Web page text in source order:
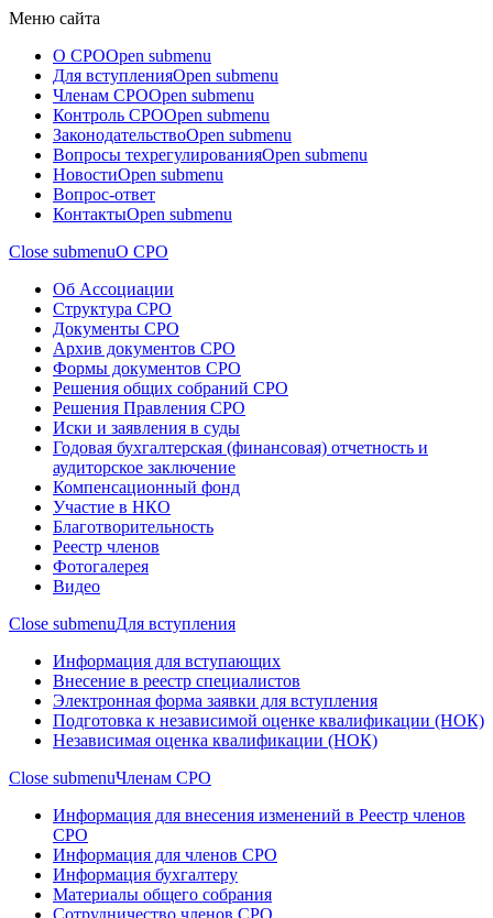
Меню сайта
О СРОOpen submenu
Для вступленияOpen submenu
Членам СРОOpen submenu
Контроль СРОOpen submenu
ЗаконодательствоOpen submenu
Вопросы техрегулированияOpen submenu
НовостиOpen submenu
Вопрос-ответ
КонтактыOpen submenu
Close submenuО СРО
Об Ассоциации
Структура СРО
Документы СРО
Архив документов СРО
Формы документов СРО
Решения общих собраний СРО
Решения Правления СРО
Иски и заявления в суды
Годовая бухгалтерская (финансовая) отчетность и
аудиторское заключение
Компенсационный фонд
Участие в НКО
Благотворительность
Реестр членов
Фотогалерея
Видео
Close submenuДля вступления
Информация для вступающих
Внесение в реестр специалистов
Электронная форма заявки для вступления
Подготовка к независимой оценке квалификации (НОК)
Независимая оценка квалификации (НОК)
Close submenuЧленам СРО
Информация для внесения изменений в Реестр членов
СРО
Информация для членов СРО
Информация бухгалтеру
Материалы общего собрания
Сотрудничество членов СРО